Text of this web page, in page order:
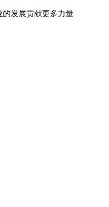
的发展贡献更多力量